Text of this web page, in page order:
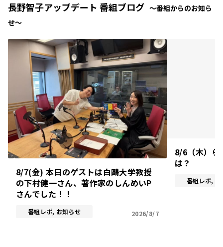
長野智子アップデート 番組ブログ 〜番組からのお知ら
せ〜
8/7(金) 本日のゲストは白鷗大学教授
の下村健一さん、著作家のしんめいP
さんでした！！
番組レポ, お知らせ 2026/8/7
8/6（木）ら
は？
番組レポ, お